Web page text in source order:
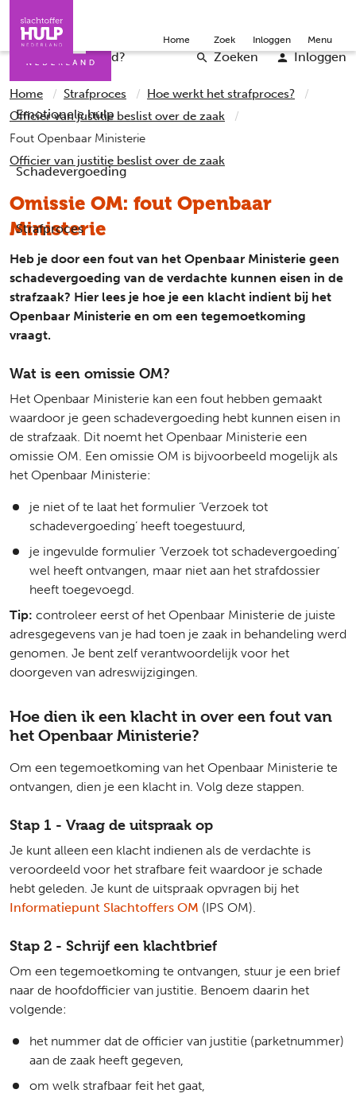
Iemand helpen Word vrijwilliger English
Wat is er gebeurd?
Emotionele hulp
Schadevergoeding
Strafproces
Zoeken Inloggen
Home Zoek Inloggen Menu
Home Strafproces
Hoe werkt het strafproces?
Officier van justitie beslist over de zaak
Fout Openbaar Ministerie
Officier van justitie beslist over de zaak
Omissie OM: fout Openbaar
Ministerie
Heb je door een fout van het Openbaar Ministerie geen
schadevergoeding van de verdachte kunnen eisen in de
strafzaak? Hier lees je hoe je een klacht indient bij het
Openbaar Ministerie en om een tegemoetkoming
vraagt.
Wat is een omissie OM?
Het Openbaar Ministerie kan een fout hebben gemaakt
waardoor je geen schadevergoeding hebt kunnen eisen in
de strafzaak. Dit noemt het Openbaar Ministerie een
omissie OM. Een omissie OM is bijvoorbeeld mogelijk als
het Openbaar Ministerie:
je niet of te laat het formulier ‘Verzoek tot
schadevergoeding’ heeft toegestuurd,
je ingevulde formulier ‘Verzoek tot schadevergoeding’
wel heeft ontvangen, maar niet aan het strafdossier
heeft toegevoegd.
Tip: controleer eerst of het Openbaar Ministerie de juiste
adresgegevens van je had toen je zaak in behandeling werd
genomen. Je bent zelf verantwoordelijk voor het
doorgeven van adreswijzigingen.
Hoe dien ik een klacht in over een fout van
het Openbaar Ministerie?
Om een tegemoetkoming van het Openbaar Ministerie te
ontvangen, dien je een klacht in. Volg deze stappen.
Stap 1 - Vraag de uitspraak op
Je kunt alleen een klacht indienen als de verdachte is
veroordeeld voor het strafbare feit waardoor je schade
hebt geleden. Je kunt de uitspraak opvragen bij het
Informatiepunt Slachtoffers OM (IPS OM).
Stap 2 - Schrijf een klachtbrief
Om een tegemoetkoming te ontvangen, stuur je een brief
naar de hoofdofficier van justitie. Benoem daarin het
volgende:
het nummer dat de officier van justitie (parketnummer)
aan de zaak heeft gegeven,
om welk strafbaar feit het gaat,